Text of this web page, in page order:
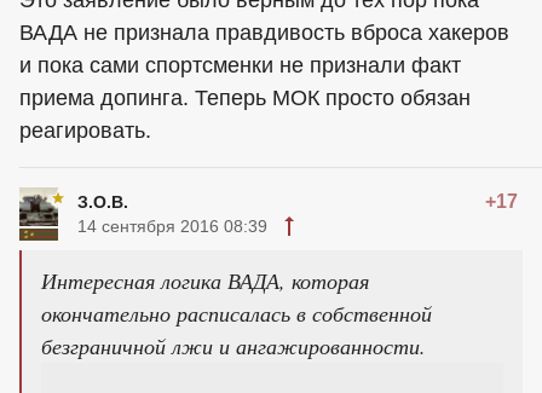
ВАДА не признала правдивость вброса хакеров
и пока сами спортсменки не признали факт
приема допинга. Теперь МОК просто обязан
реагировать.
З.О.В. +17
14 сентября 2016 08:39
Интересная логика ВАДА, которая
окончательно расписалась в собственной
безграничной лжи и ангажированности.